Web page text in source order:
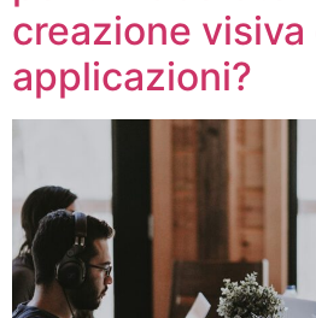
creazione visiva
applicazioni?